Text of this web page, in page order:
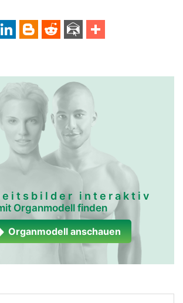
mann
interaktiv
Organmodell finden
Organmodell anschauen